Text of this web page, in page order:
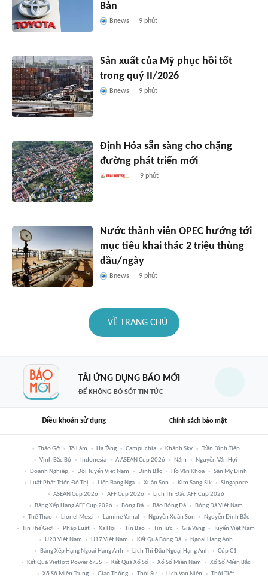
Bản
Bnews 9 phút
Sản xuất của Mỹ phục hồi tốt
trong quý II/2026
Bnews 9 phút
Định Hóa sẵn sàng cho chặng
đường phát triển mới
9 phút
Nước thành viên OPEC hướng tới
mục tiêu khai thác 2 triệu thùng
dầu/ngày
Bnews 9 phút
VỀ TRANG CHỦ
TẢI ỨNG DỤNG BÁO MỚI
ĐỂ KHÔNG BỎ SÓT TIN TỨC
Điều khoản sử dụng Chính sách bảo mật
Tháo Gỡ Tô Lâm Hạ Tầng Campuchia Khánh Sky
Trần Đình Tiệp
Vịnh Bắc Bộ
Indonesia A ASEAN Cup 2026 Năm
Nguyễn Văn Hợi
Doanh Nghiệp
Đội Tuyển Việt Nam Đình Bắc Hồ Văn Khoa
Sân Mỹ Đình
Luật Phát Triển Đô Thị
Liên Bang Nga Xuân Son Kim Sang-Sik
Singapore
ASEAN Cup 2026
AFF Cup 2026
Lịch Thi Đấu AFF Cup 2026
Bảng Xếp Hạng AFF Cup 2026
Bóng Đá Báo Bóng Đá
Bóng Đá Việt Nam
Thể Thao
Lionel Messi Lamine Yamal Nguyễn Xuân Son
Nguyễn Đình Bắc
Tin Thế Giới
Pháp Luật Xã Hội Tin Bão Tin Tức Giá Vàng
Tuyển Việt Nam
U23 Việt Nam
U17 Việt Nam Kết Quả Bóng Đá
Ngoại Hạng Anh
Bảng Xếp Hạng Ngoại Hạng Anh
Lịch Thi Đấu Ngoại Hạng Anh
Cúp C1
Kết Quả Vietlott Power 6/55
Kết Quả Xổ Số Xổ Số Miền Nam
Xổ Số Miền Bắc
Xổ Số Miền Trung
Giao Thông Thời Sự Lịch Vạn Niên Thời Tiết